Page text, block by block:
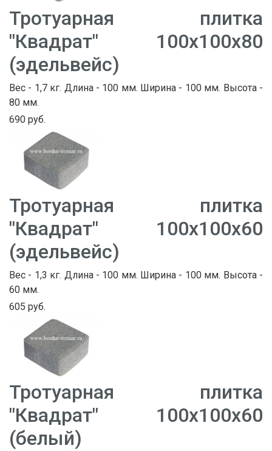
Тротуарная плитка
"Квадрат" 100х100х80
(эдельвейс)
Вес - 1,7 кг. Длина - 100 мм. Ширина - 100 мм. Высота -
80 мм.
690 руб.
Тротуарная плитка
"Квадрат" 100х100х60
(эдельвейс)
Вес - 1,3 кг. Длина - 100 мм. Ширина - 100 мм. Высота -
60 мм.
605 руб.
Тротуарная плитка
"Квадрат" 100х100х60
(белый)